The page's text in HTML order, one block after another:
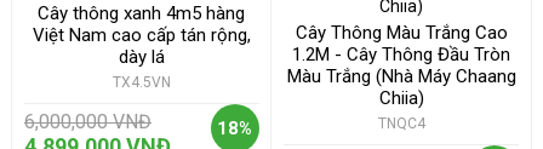
18%
Cây thông xanh 4m5 hàng
Việt Nam cao cấp tán rộng,
dày lá
TX4.5VN
6,000,000 VNĐ
Cây Thông Màu Trắng Cao
1.2M - Cây Thông Đầu Tròn
Màu Trắng (Nhà Máy Chaang
Chiia)
TNQC4